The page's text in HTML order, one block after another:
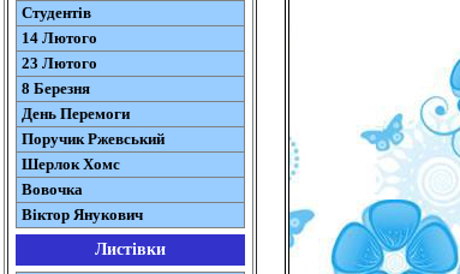
Студентів
14 Лютого
23 Лютого
8 Березня
День Перемоги
Поручик Ржевський
Шерлок Хомс
Вовочка
Віктор Янукович
Листівки